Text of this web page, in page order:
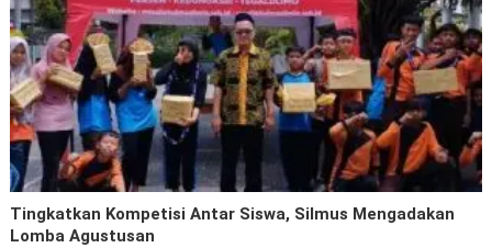
Tingkatkan Kompetisi Antar Siswa, Silmus Mengadakan
Lomba Agustusan